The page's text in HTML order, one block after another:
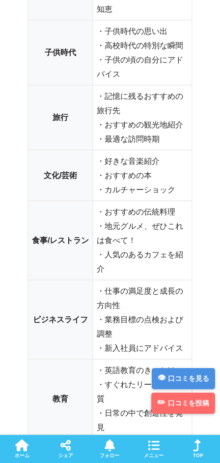
知恵
子供時代
・子供時代の思い出
・高校時代の特別な瞬間
・子供の頃の自分にアド
バイス
旅行
・記憶に残るおすすめの
旅行先
・おすすめの観光地紹介
・最適な訪問時期
文化/芸術
・好きな音楽紹介
・おすすめの本
・カルチャーショック
食事/レストラン
・おすすめの伝統料理
・地元グルメ、ぜひこれ
は食べて！
・人気のあるカフェを紹
介
ビジネスライフ
・仕事の満足度と成長の
方向性
・業務目標の点検および
調整
・新入社員にアドバイス
教育
・英語教育のきっかけ
・すぐれたリーダーの資
質
・日常の中で創造性を発
見
・チームのモチベーショ
ホーム シェア フォロー メニュー TOP
口コミを投稿
口コミを見る